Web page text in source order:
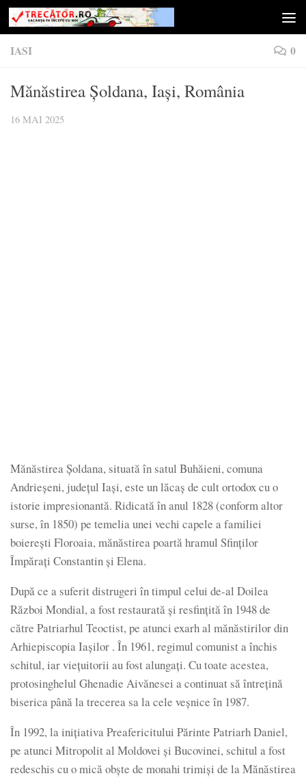
Skip to content
IASI 0
Mănăstirea Șoldana, Iași, România
16 MAI 2025
Mănăstirea Șoldana, situată în satul Buhăieni, comuna
Andrieșeni, județul Iași, este un lăcaș de cult ortodox cu o
istorie impresionantă. Ridicată în anul 1828 (conform altor
surse, în 1850) pe temelia unei vechi capele a familiei
boierești Floroaia, mănăstirea poartă hramul Sfinților
Împărați Constantin și Elena.
După ce a suferit distrugeri în timpul celui de-al Doilea
Război Mondial, a fost restaurată și resfințită în 1948 de
către Patriarhul Teoctist, pe atunci exarh al mănăstirilor din
Arhiepiscopia Iașilor . În 1961, regimul comunist a închis
schitul, iar viețuitorii au fost alungați. Cu toate acestea,
protosinghelul Ghenadie Aivănesei a continuat să întrețină
biserica până la trecerea sa la cele veșnice în 1987.
În 1992, la inițiativa Preafericitului Părinte Patriarh Daniel,
pe atunci Mitropolit al Moldovei și Bucovinei, schitul a fost
redeschis cu o mică obște de monahi trimiși de la Mănăstirea